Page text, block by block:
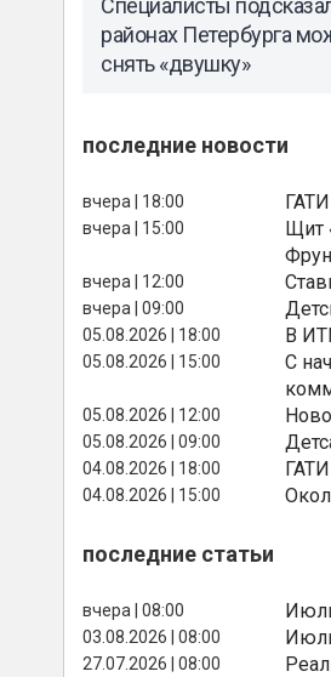
Специалисты
районах Петербурга
снять «двушку»
последние новости
вчера | 18:00
вчера | 15:00
Щит
вчера | 12:00
вчера | 09:00
05.08.2026 | 18:00 В
05.08.2026 | 15:00
С
05.08.2026 | 12:00
05.08.2026 | 09:00
04.08.2026 | 18:00
04.08.2026 | 15:00
последние статьи
вчера | 08:00
03.08.2026 | 08:00
27.07.2026 | 08:00